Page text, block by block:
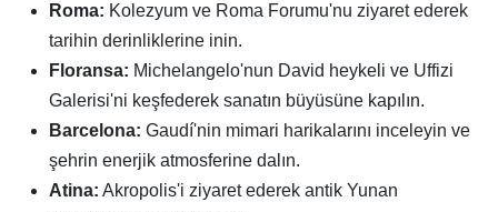
Roma: Kolezyum ve Roma Forumu'nu ziyaret ederek
tarihin derinliklerine inin.
Floransa: Michelangelo'nun David heykeli ve Uffizi
Galerisi'ni keşfederek sanatın büyüsüne kapılın.
Barcelona: Gaudí'nin mimari harikalarını inceleyin ve
şehrin enerjik atmosferine dalın.
Atina: Akropolis'i ziyaret ederek antik Yunan